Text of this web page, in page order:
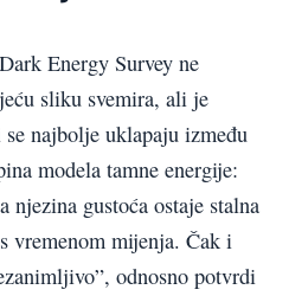
Energy Survey ne
sliku svemira, ali je
najbolje uklapaju između
modela tamne energije:
njezina gustoća ostaje stalna
vremenom mijenja. Čak i
odnosno potvrdi